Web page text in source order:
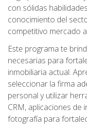
con sólidas
conocimiento del
competitivo mercado
Este programa te
necesarias para
inmobiliaria actual.
seleccionar la firma
personal y utilizar
CRM, aplicaciones de
fotografía para